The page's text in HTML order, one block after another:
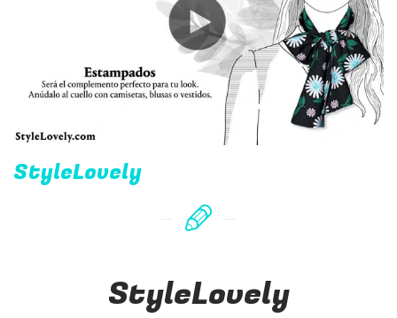
StyleLovely
StyleLovely